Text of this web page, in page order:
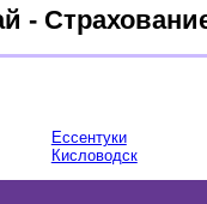
-
Ессентуки
Кисловодск